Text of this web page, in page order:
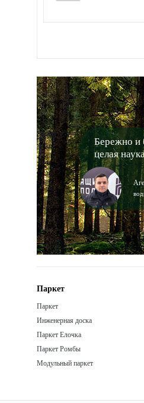
Бережно и
целая
Паркет
Паркет
Инженерная доска
Паркет Елочка
Паркет Ромбы
Модульный паркет